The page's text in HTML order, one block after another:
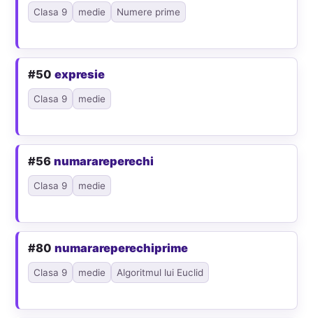
Clasa 9 medie Numere prime
#50expresie
Clasa 9 medie
#56numarareperechi
Clasa 9 medie
#80numarareperechiprime
Clasa 9 medie Algoritmul lui Euclid